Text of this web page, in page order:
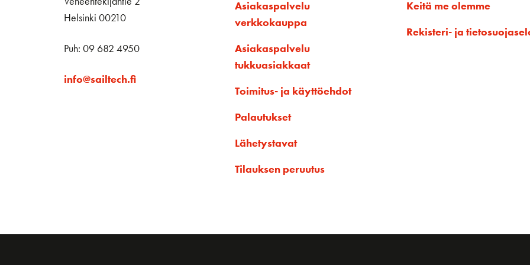
Helsinki 00210
Puh: 09 682 4950
info@sailtech.fi
Asiakaspalvelu
verkkokauppa
Asiakaspalvelu
tukkuasiakkaat
Toimitus- ja käyttöehdot
Palautukset
Lähetystavat
Tilauksen peruutus
Keitä me olemme
Rekisteri- ja